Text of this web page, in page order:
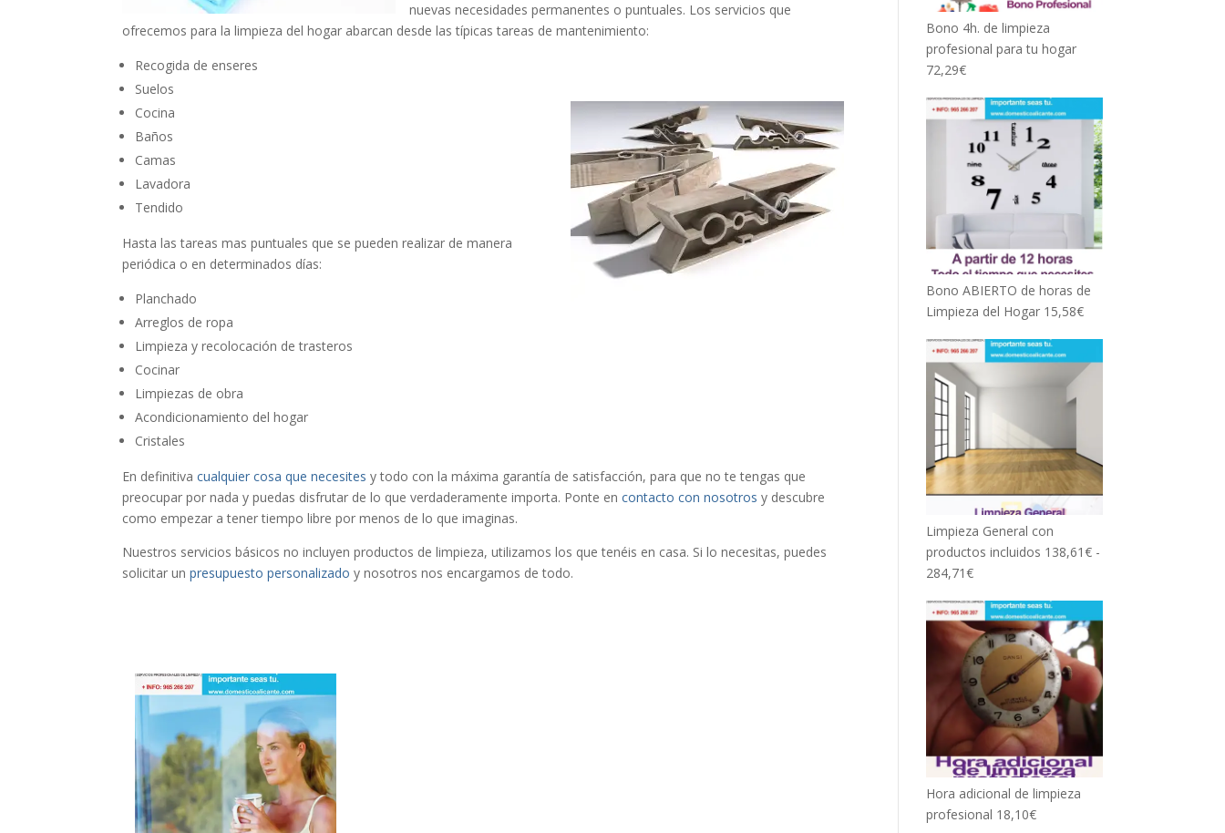
nuevas necesidades permanentes o puntuales. Los servicios que
ofrecemos para la limpieza del hogar abarcan desde las típicas tareas de mantenimiento:
Recogida de enseres
Suelos
Cocina
Baños
Camas
Lavadora
Tendido
Hasta las tareas mas puntuales que se pueden realizar de manera
periódica o en determinados días:
Planchado
Arreglos de ropa
Limpieza y recolocación de trasteros
Cocinar
Limpiezas de obra
Acondicionamiento del hogar
Cristales
En definitivacualquier cosa que necesites y todo con la máxima garantía de satisfacción, para que no te tengas que
preocupar por nada y puedas disfrutar de lo que verdaderamente importa. Ponte encontacto con nosotros y descubre
como empezar a tener tiempo libre por menos de lo que imaginas.
Nuestros servicios básicos no incluyen productos de limpieza, utilizamos los que tenéis en casa. Si lo necesitas, puedes
solicitar unpresupuesto personalizado y nosotros nos encargamos de todo.
Bono 4h. de limpieza
profesional para tu hogar
72,29€
Bono ABIERTO de horas de
Limpieza del Hogar 15,58€
Limpieza General con
productos incluidos 138,61€ -
284,71€Rango
precios:
desde
138,61€
hasta
284,71€
Hora adicional de limpieza
profesional 18,10€